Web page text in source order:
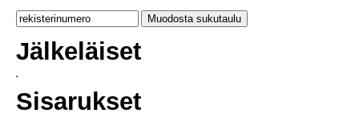
Jälkeläiset
Sisarukset